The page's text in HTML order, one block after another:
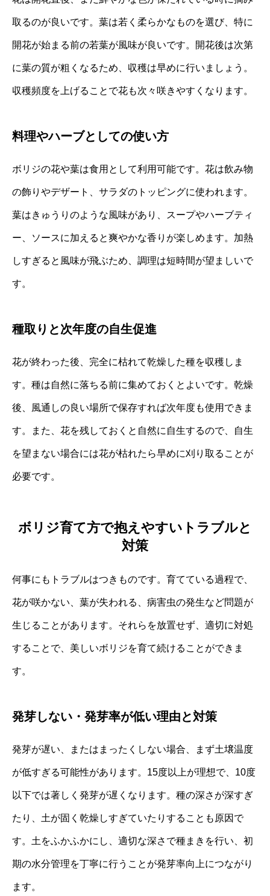
取るのが良いです。葉は若く柔らかなものを選び、特に
開花が始まる前の若葉が風味が良いです。開花後は次第
に葉の質が粗くなるため、収穫は早めに行いましょう。
収穫頻度を上げることで花も次々咲きやすくなります。
料理やハーブとしての使い方
ボリジの花や葉は食用として利用可能です。花は飲み物
の飾りやデザート、サラダのトッピングに使われます。
葉はきゅうりのような風味があり、スープやハーブティ
ー、ソースに加えると爽やかな香りが楽しめます。加熱
しすぎると風味が飛ぶため、調理は短時間が望ましいで
す。
種取りと次年度の自生促進
花が終わった後、完全に枯れて乾燥した種を収穫しま
す。種は自然に落ちる前に集めておくとよいです。乾燥
後、風通しの良い場所で保存すれば次年度も使用できま
す。また、花を残しておくと自然に自生するので、自生
を望まない場合には花が枯れたら早めに刈り取ることが
必要です。
ボリジ育て方で抱えやすいトラブルと
対策
何事にもトラブルはつきものです。育てている過程で、
花が咲かない、葉が失われる、病害虫の発生など問題が
生じることがあります。それらを放置せず、適切に対処
することで、美しいボリジを育て続けることができま
す。
発芽しない・発芽率が低い理由と対策
発芽が遅い、またはまったくしない場合、まず土壌温度
が低すぎる可能性があります。15度以上が理想で、10度
以下では著しく発芽が遅くなります。種の深さが深すぎ
たり、土が固く乾燥しすぎていたりすることも原因で
す。土をふかふかにし、適切な深さで種まきを行い、初
期の水分管理を丁寧に行うことが発芽率向上につながり
ます。